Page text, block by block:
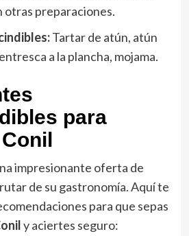
otras preparaciones.
Tartar de atún, atún
a la plancha, mojama.
para
impresionante oferta de
de su gastronomía. Aquí te
para que sepas
y aciertes seguro: